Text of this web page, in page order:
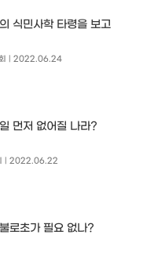
식민사학 타령을 보고
| 2022.06.24
먼저 없어질 나라?
| 2022.06.22
로초가 필요 없나?